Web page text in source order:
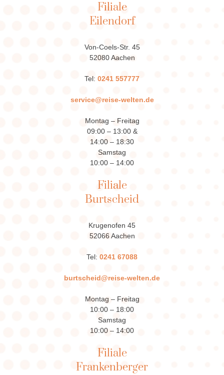
Filiale
Eilendorf
Von-Coels-Str. 45
52080 Aachen
Tel: 0241 557777
service@reise-welten.de
Montag – Freitag
09:00 – 13:00 &
14:00 – 18:30
Samstag
10:00 – 14:00
Filiale
Burtscheid
Krugenofen 45
52066 Aachen
Tel: 0241 67088
burtscheid@reise-welten.de
Montag – Freitag
10:00 – 18:00
Samstag
10:00 – 14:00
Filiale
Frankenberger